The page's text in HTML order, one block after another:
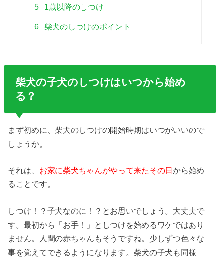
5 1歳以降のしつけ
6 柴犬のしつけのポイント
柴犬の子犬のしつけはいつから始め
る？
まず初めに、柴犬のしつけの開始時期はいつがいいので
しょうか。
それは、 お家に柴犬ちゃんがやって来たその日から始め
ることです。
しつけ！？子犬なのに！？とお思いでしょう。大丈夫で
す。最初から「お手！」としつけを始めるワケではあり
ません。人間の赤ちゃんもそうですね。少しずつ色々な
事を覚えてできるようになります。柴犬の子犬も同様